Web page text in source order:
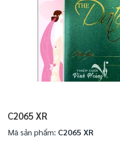
C2065 XR
Mã sản phẩm: C2065 XR